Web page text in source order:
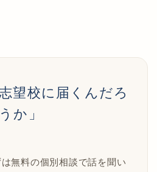
望校に届くんだろ
うか」
無料の個別相談で話を聞い